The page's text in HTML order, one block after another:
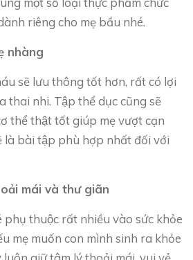
riêng cho mẹ bầu nhé.
nhàng
sẽ lưu thông tốt hơn, rất có lợi
thai nhi. Tập thể dục cũng sẽ
thể thật tốt giúp mẹ vượt cạn
là bài tập phù hợp nhất đối với
mái và thư giãn
thuộc rất nhiều vào sức khỏe
mẹ muốn con mình sinh ra khỏe